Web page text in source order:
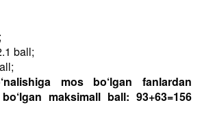
ball;
mos bo‘lgan fanlardan
maksimall ball: 93+63=156